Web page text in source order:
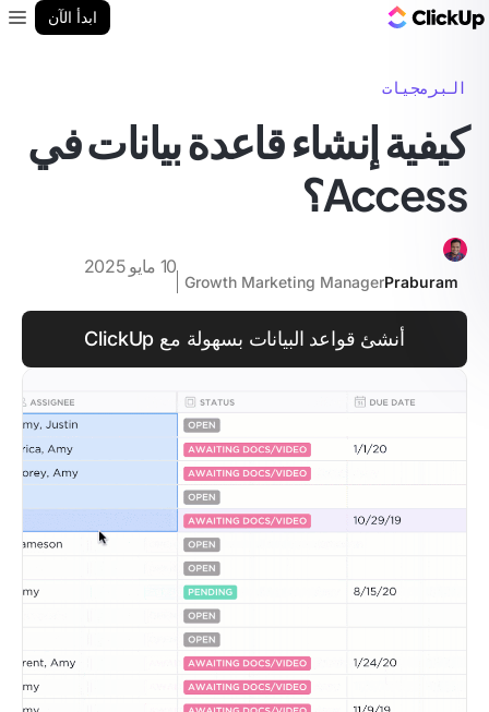
ابدأ الآن
البرمجيات
كيفية إنشاء قاعدة بيانات في
Access؟
Praburam
Growth Marketing Manager
10 مايو 2025
أنشئ قواعد البيانات بسهولة مع ClickUp